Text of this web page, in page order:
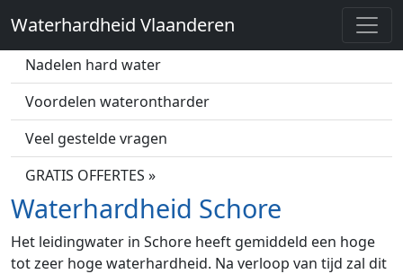
Waterhardheid Vlaanderen
Wat is hard water?
Nadelen hard water
Voordelen waterontharder
Veel gestelde vragen
GRATIS OFFERTES »
Waterhardheid Schore
Het leidingwater in Schore heeft gemiddeld een hoge
tot zeer hoge waterhardheid. Na verloop van tijd zal dit